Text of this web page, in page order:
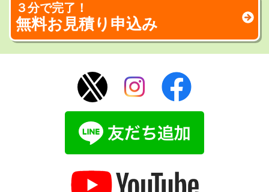
３分で完了！
無料お見積り申込み